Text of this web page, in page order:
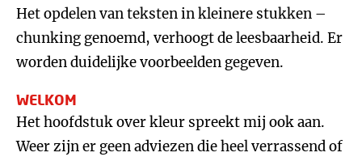
Het opdelen van teksten in kleinere stukken –
chunking genoemd, verhoogt de leesbaarheid. Er
worden duidelijke voorbeelden gegeven.
WELKOM
Het hoofdstuk over kleur spreekt mij ook aan.
Weer zijn er geen adviezen die heel verrassend of